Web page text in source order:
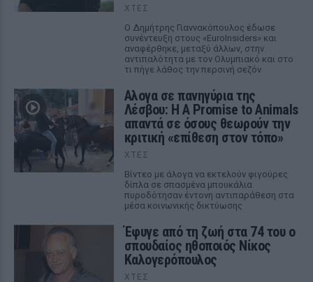
ΧΤΕΣ
Ο Δημήτρης Γιαννακόπουλος έδωσε
συνέντευξη στους «EuroInsiders» και
αναφέρθηκε, μεταξύ άλλων, στην
αντιπαλότητα με τον Ολυμπιακό και στο
τι πήγε λάθος την περσινή σεζόν
Αλογα σε πανηγύρια της
Λέσβου: Η A Promise to Animals
απαντά σε όσους θεωρούν την
κριτική «επίθεση στον τόπο»
ΧΤΕΣ
Βίντεο με άλογα να εκτελούν φιγούρες
δίπλα σε σπασμένα μπουκάλια
πυροδότησαν έντονη αντιπαράθεση στα
μέσα κοινωνικής δικτύωσης
Έφυγε από τη ζωή στα 74 του ο
σπουδαίος ηθοποιός Νίκος
Καλογερόπουλος
ΧΤΕΣ